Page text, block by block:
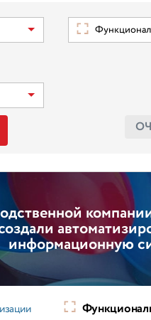
информационную